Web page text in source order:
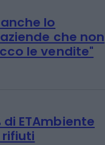
lo
che non
le vendite"
ETAmbiente